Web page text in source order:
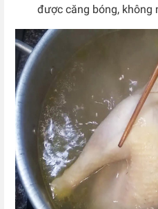
được căng bóng, không